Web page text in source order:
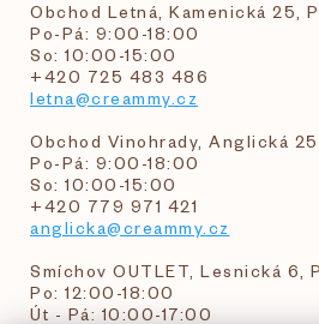
Obchod Letná, Kamenická 25,
Po-Pá: 9:00-18:00
So: 10:00-15:00
+420 725 483 486
letna@creammy.cz
Obchod Vinohrady, Anglická
Po-Pá: 9:00-18:00
So: 10:00-15:00
+420 779 971 421
anglicka@creammy.cz
Smíchov OUTLET, Lesnická 6,
Po: 12:00-18:00
Út - Pá: 10:00-17:00